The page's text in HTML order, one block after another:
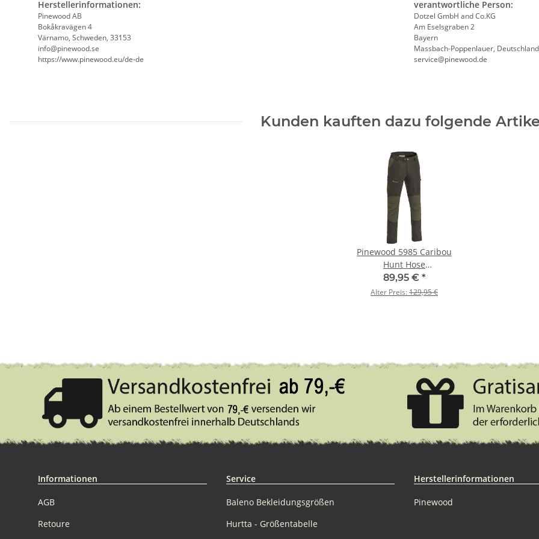
Herstellerinformationen:
Pinewood AB
Bokåkravägen 4
Värnamo, Schweden, 33153
info@pinewood.se
https://www.pinewood.eu/de-de
verantwortliche Person:
Dotzel GmbH and Co.KG
Am Eselsgraben 2
Bayern
Massbach-Poppenlauer,
service@pinewood.de
Kunden kauften dazu folgende
Pinewood 5985 Caribou
Hunt Hose
Wildlederbraun/Dunkeloliv
(244) C50
89,95 € *
Alter Preis:129,95 €
Informationen
AGB
Retoure
Service
Baleno Bekleidungsgrößen
Hurtta - Größentabelle
Herstellerinformationen
Pinewood